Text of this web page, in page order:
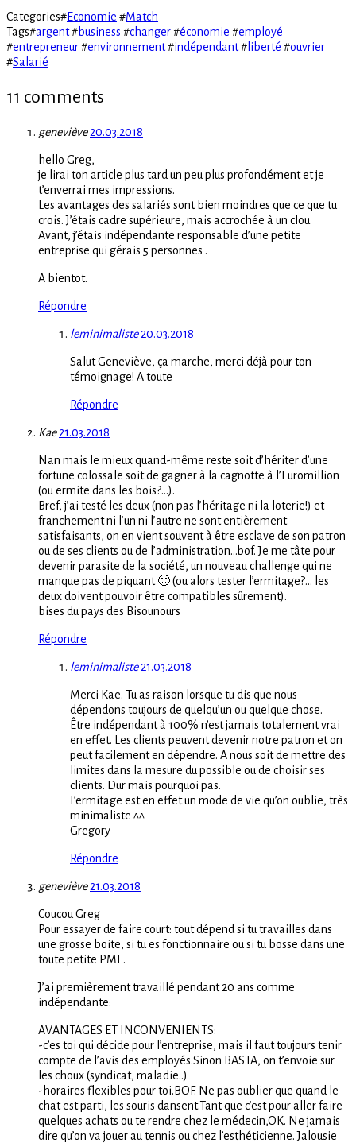
Categories#Economie #Match
Tags#argent#business #changer#économie #employé
#entrepreneur#environnement#indépendant# liberté #ouvrier
#Salarié
11 comments
geneviève 20.03.2018
hello Greg,
je lirai ton article plus tard un peu plus profondément et je
t’enverrai mes impressions.
Les avantages des salariés sont bien moindres que ce que tu
crois. J’étais cadre supérieure, mais accrochée à un clou.
Avant, j’étais indépendante responsable d’une petite
entreprise qui gérais 5 personnes .
A bientot.
Répondre
leminimaliste 20.03.2018
Salut Geneviève, ça marche, merci déjà pour ton
témoignage! A toute
Répondre
Kae 21.03.2018
Nan mais le mieux quand-même reste soit d’hériter d’une
fortune colossale soit de gagner à la cagnotte à l’Euromillion
(ou ermite dans les bois?…).
Bref, j’ai testé les deux (non pas l’héritage ni la loterie!) et
franchement ni l’un ni l’autre ne sont entièrement
satisfaisants, on en vient souvent à être esclave de son patron
ou de ses clients ou de l’administration…bof. Je me tâte pour
devenir parasite de la société, un nouveau challenge qui ne
manque pas de piquant 🙂 (ou alors tester l’ermitage?… les
deux doivent pouvoir être compatibles sûrement).
bises du pays des Bisounours
Répondre
leminimaliste 21.03.2018
Merci Kae. Tu as raison lorsque tu dis que nous
dépendons toujours de quelqu’un ou quelque chose.
Être indépendant à 100% n’est jamais totalement vrai
en effet. Les clients peuvent devenir notre patron et on
peut facilement en dépendre. A nous soit de mettre des
limites dans la mesure du possible ou de choisir ses
clients. Dur mais pourquoi pas.
L’ermitage est en effet un mode de vie qu’on oublie, très
minimaliste ^^
Gregory
Répondre
geneviève 21.03.2018
Coucou Greg
Pour essayer de faire court: tout dépend si tu travailles dans
une grosse boite, si tu es fonctionnaire ou si tu bosse dans une
toute petite PME.
J’ai premièrement travaillé pendant 20 ans comme
indépendante:
AVANTAGES ET INCONVENIENTS:
-c’es toi qui décide pour l’entreprise, mais il faut toujours tenir
compte de l’avis des employés.Sinon BASTA, on t’envoie sur
les choux (syndicat, maladie..)
-horaires flexibles pour toi.BOF. Ne pas oublier que quand le
chat est parti, les souris dansent.Tant que c’est pour aller faire
quelques achats ou te rendre chez le médecin,OK. Ne jamais
dire qu’on va jouer au tennis ou chez l’esthéticienne. Jalousie